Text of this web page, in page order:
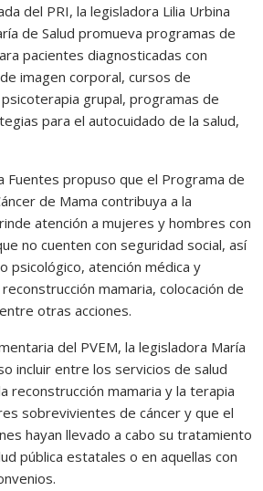
del PRI, la legisladora Lilia Urbina
de Salud promueva programas de
pacientes diagnosticadas con
imagen corporal, cursos de
grupal, programas de
para el autocuidado de la salud,
Fuentes propuso que el Programa de
de Mama contribuya a la
atención a mujeres y hombres con
no cuenten con seguridad social, así
psicológico, atención médica y
mamaria, colocación de
otras acciones.
del PVEM, la legisladora María
incluir entre los servicios de salud
reconstrucción mamaria y la terapia
sobrevivientes de cáncer y que el
hayan llevado a cabo su tratamiento
pública estatales o en aquellas con